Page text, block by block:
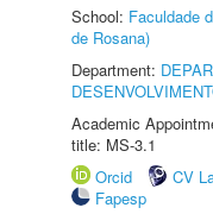
School: Faculdade
de Rosana)
Department:
Academic
title: MS-3.1
Orcid
CV
Fapesp